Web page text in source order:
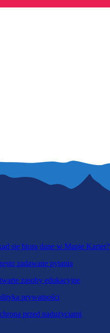
się biorą dane w Mapie Karier?
zadawane pytania
zasoby edukacyjne
prywatności
przed nadużyciami